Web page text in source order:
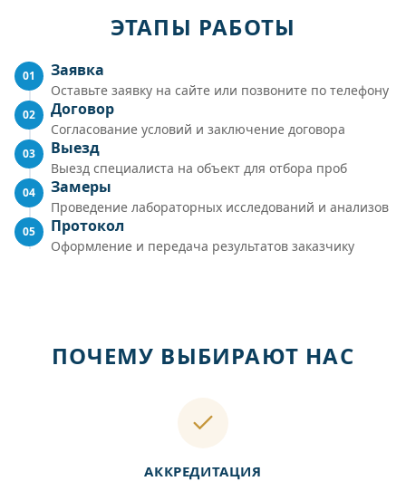
ЭТАПЫ РАБОТЫ
01 Заявка
Оставьте заявку на сайте или позвоните по телефону
02 Договор
Согласование условий и заключение договора
03 Выезд
Выезд специалиста на объект для отбора проб
04 Замеры
Проведение лабораторных исследований и анализов
05 Протокол
Оформление и передача результатов заказчику
ПОЧЕМУ ВЫБИРАЮТ НАС
АККРЕДИТАЦИЯ